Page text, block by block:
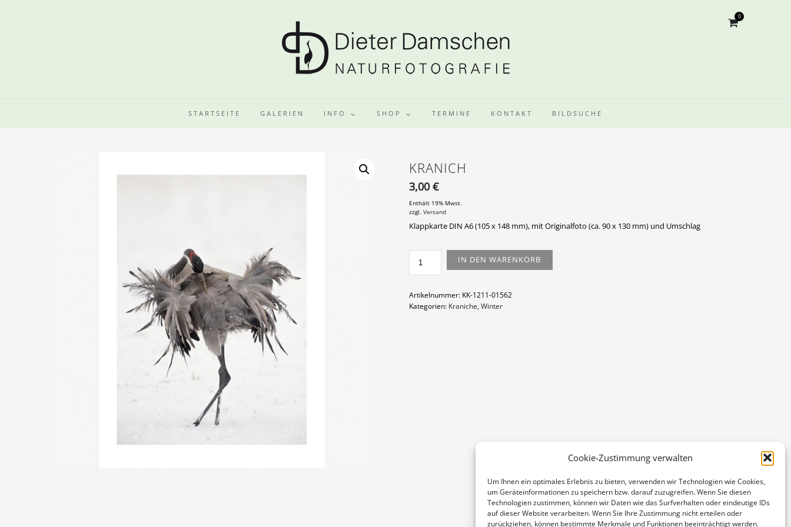
Cookie-Zustimmung verwalten
Um Ihnen ein optimales Erlebnis zu bieten, verwenden wir Technologien wie Cookies,
um Geräteinformationen zu speichern bzw. darauf zuzugreifen. Wenn Sie diesen
Technologien zustimmen, können wir Daten wie das Surfverhalten oder eindeutige IDs
auf dieser Website verarbeiten. Wenn Sie Ihre Zustimmung nicht erteilen oder
zurückziehen, können bestimmte Merkmale und Funktionen beeinträchtigt werden.
0
STARTSEITE GALERIEN INFO SHOP TERMINE KONTAKT BILDSUCHE
KRANICH
3,00€
Enthält 19% Mwst.
zzgl.Versand
Klappkarte DIN A6 (105 x 148 mm), mit Originalfoto (ca. 90 x 130 mm) und Umschlag
MENGE
IN DEN WARENKORB
Artikelnummer: KK-1211-01562
Kategorien: Kraniche,Winter